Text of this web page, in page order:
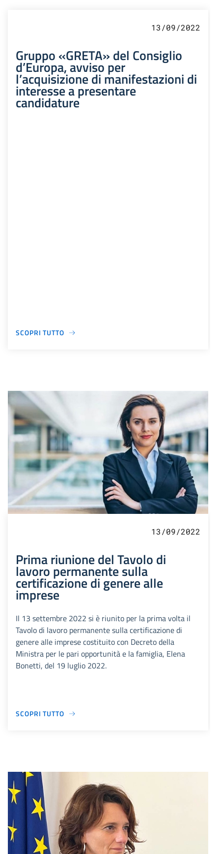
13/09/2022
Gruppo «GRETA» del Consiglio
d’Europa, avviso per
l’acquisizione di manifestazioni di
interesse a presentare
candidature
SCOPRI TUTTO
13/09/2022
Prima riunione del Tavolo di
lavoro permanente sulla
certificazione di genere alle
imprese
Il 13 settembre 2022 si è riunito per la prima volta il
Tavolo di lavoro permanente sulla certificazione di
genere alle imprese costituito con Decreto della
Ministra per le pari opportunità e la famiglia, Elena
Bonetti, del 19 luglio 2022.
SCOPRI TUTTO